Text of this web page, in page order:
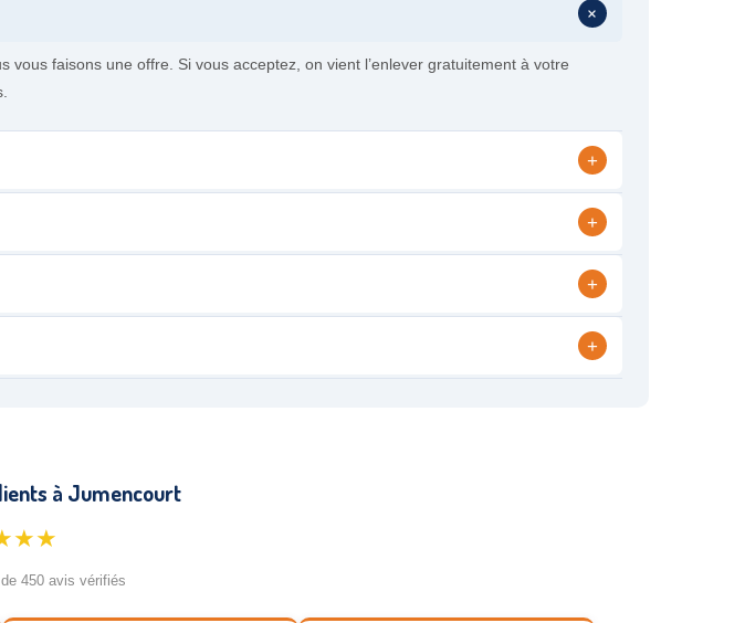
+
faisons une offre. Si vous acceptez, on vient l’enlever gratuitement à votre
+
+
+
+
à Jumencourt
450 avis vérifiés